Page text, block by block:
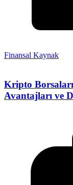
Finansal Kaynak
Kripto
Avantajları ve